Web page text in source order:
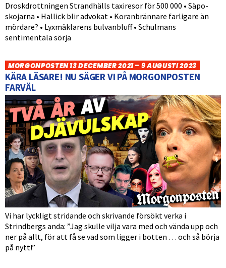
Droskdrottningen Strandhälls taxiresor för 500 000 • Säpo-
skojarna • Hallick blir advokat • Koranbrännare farligare än
mördare? • Lyxmäklarens bulvanbluff • Schulmans
sentimentala sörja
MORGONPOSTEN 13 DECEMBER 2021 – 9 AUGUSTI 2023
KÄRA LÄSARE! NU SÄGER VI PÅ MORGONPOSTEN
FARVÄL
Vi har lyckligt stridande och skrivande försökt verka i
Strindbergs anda: ”Jag skulle vilja vara med och vända upp och
ner på allt, för att få se vad som ligger i botten … och så börja
på nytt!”